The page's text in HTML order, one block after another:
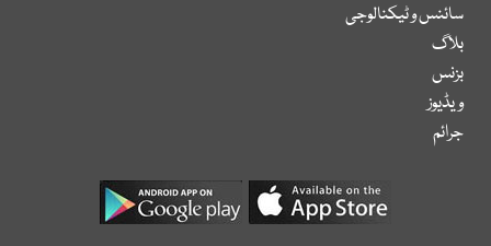
سائنس و ٹیکنالوجی
بلاگ
بزنس
ویڈیوز
جرائم